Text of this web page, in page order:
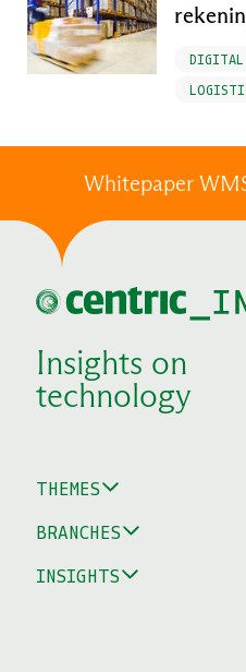
DIGITAL
Whitepaper
Insights on
technology
THEMES
BRANCHES
INSIGHTS